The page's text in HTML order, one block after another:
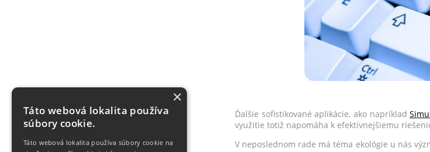
Ďalšie sofistikované aplikácie, ako napríklad
využitie totiž napomáha k efektívnejšiemu
V neposlednom rade má téma ekológie u nás
×
Táto webová lokalita používa
súbory cookie.
Táto webová lokalita používa súbory cookie na